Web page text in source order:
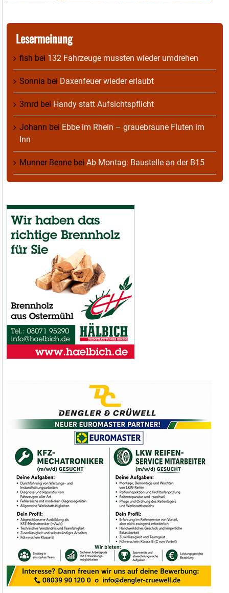
Lesermeinung
fish bei 132 Fahrzeuge mussten wieder umdrehen
Sonnia bei Daxenfeuer wieder erlaubt
3mrd bei Handy statt Aufsichtspflicht
Johann bei Ebbe im Rhein – grauebraune Fluten im
Inn
Munner Benne bei Ab Montag: Baustelle an der B15